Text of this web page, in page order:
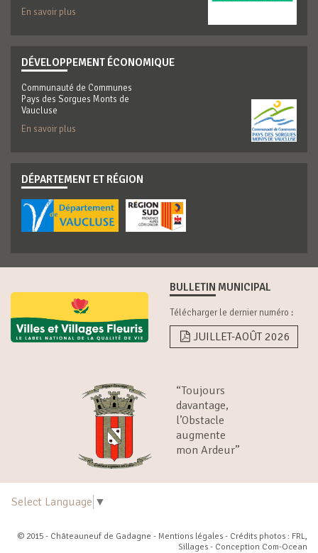
En savoir plus
DÉVELOPPEMENT ÉCONOMIQUE
Communauté de Communes
Pays des Sorgues Monts de
Vaucluse
En savoir plus
DÉPARTEMENT ET RÉGION
BULLETIN MUNICIPAL
Télécharger le dernier numéro :
JUILLET-AOÛT 2026
“Toujours
davantage,
l’Obstacle
augmente
mon Ardeur”
Select Language ▼
© 2015 - Châteauneuf de Gadagne - Mentions légales - Crédits photos : FRL,
Sillages - Conception Com-Ocean